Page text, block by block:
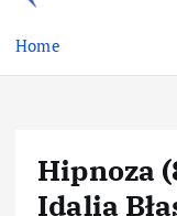
Home
Hipnoza
Idalia